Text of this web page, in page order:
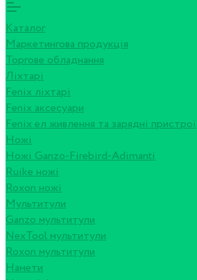
Каталог
Маркетингова продукція
Торгове обладнання
Ліхтарі
Fenix ліхтарі
Fenix аксесуари
Fenix ел живлення та зарядні пристрої
Ножі
Ножі Ganzo-Firebird-Adimanti
Ruike ножі
Roxon ножi
Мультитули
Ganzo мультитули
NexTool мультитули
Roxon мультитули
Намети